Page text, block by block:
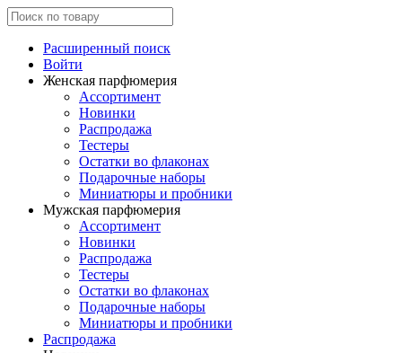
Расширенный поиск
Войти
Женская парфюмерия
Ассортимент
Новинки
Распродажа
Тестеры
Остатки во флаконах
Подарочные наборы
Миниатюры и пробники
Мужская парфюмерия
Ассортимент
Новинки
Распродажа
Тестеры
Остатки во флаконах
Подарочные наборы
Миниатюры и пробники
Распродажа